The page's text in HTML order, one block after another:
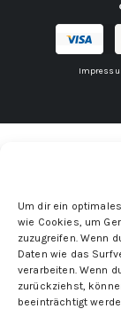
Um dir ein
wie Cookies, um
zuzugreifen. Wenn
Daten wie das
verarbeiten. Wenn
zurückziehst,
beeinträchtigt